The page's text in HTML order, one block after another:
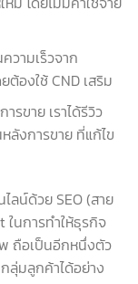
วามเร็วจาก
องใช้ CND เสริม
รขาย เราได้รีวิว
ลังการขาย ที่แก้ไข
ลน์ด้วย SEO (สาย
ในการทำให้ธุรกิจ
ถือเป็นอีกหนึ่งตัว
ลุ่มลูกค้าได้อย่าง